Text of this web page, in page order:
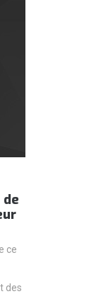
ce
des